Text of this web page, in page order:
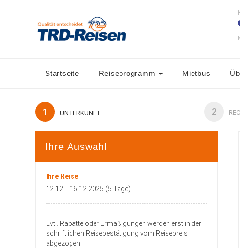
Startseite Reiseprogramm Mietbus
1 UNTERKUNFT 2
Ihre Auswahl
Ihre Reise
12.12. - 16.12.2025 (5 Tage)
Evtl. Rabatte oder Ermäßigungen werden erst in der
schriftlichen Reisebestätigung vom Reisepreis
abgezogen.